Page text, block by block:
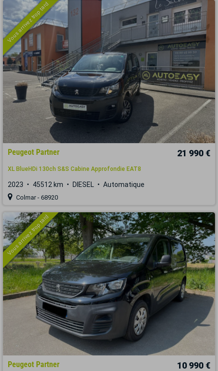
Vous arrivez trop tard
Peugeot Partner 21 990 €
XL BlueHDi 130ch S&S Cabine Approfondie EAT8
2023 45512 km DIESEL Automatique
Colmar - 68920
Vous arrivez trop tard
Peugeot Partner 10 990 €